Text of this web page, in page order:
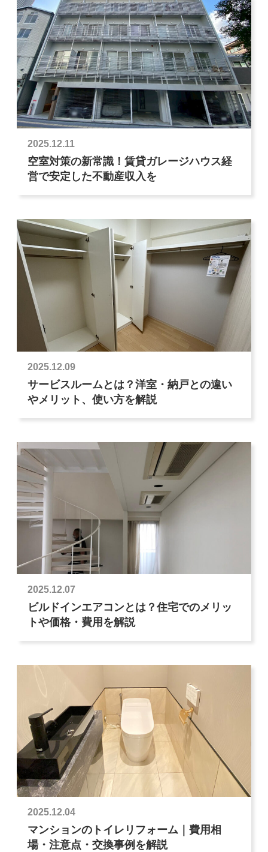
2025.12.11
空室対策の新常識！賃貸ガレージハウス経
営で安定した不動産収入を
2025.12.09
サービスルームとは？洋室・納戸との違い
やメリット、使い方を解説
2025.12.07
ビルドインエアコンとは？住宅でのメリッ
トや価格・費用を解説
2025.12.04
マンションのトイレリフォーム｜費用相
場・注意点・交換事例を解説